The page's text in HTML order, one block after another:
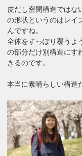
皮だし密閉構造ではな
の形状というのはレイ
んですね。
全体をすっぽり覆うよ
の部分だけ別構造にす
きるのです。
本当に素晴らしい構造